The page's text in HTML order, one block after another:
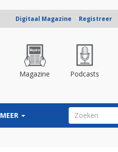
Digitaal Magazine Registreer
Magazine Podcasts
MEER ZOEKVELD